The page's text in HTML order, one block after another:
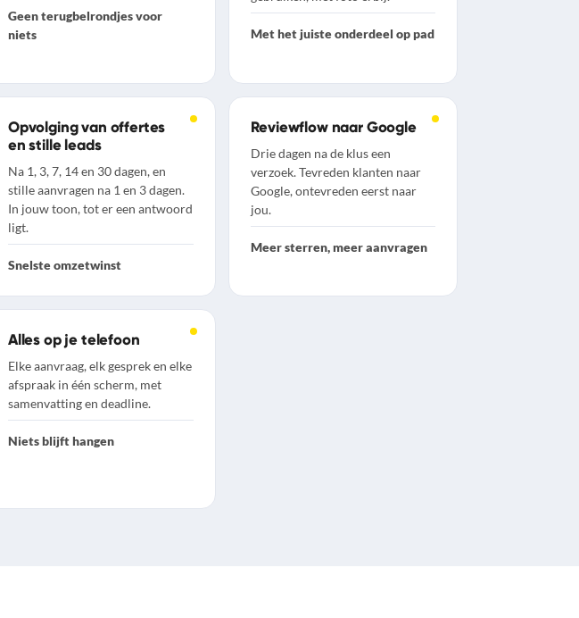
Geen terugbelrondjes voor
niets
Met het juiste onderdeel op pad
Opvolging van offertes
en stille leads
Na 1, 3, 7, 14 en 30 dagen, en
stille aanvragen na 1 en 3 dagen.
In jouw toon, tot er een antwoord
ligt.
Snelste omzetwinst
Reviewflow naar Google
Drie dagen na de klus een
verzoek. Tevreden klanten naar
Google, ontevreden eerst naar
jou.
Meer sterren, meer aanvragen
Alles op je telefoon
Elke aanvraag, elk gesprek en elke
afspraak in één scherm, met
samenvatting en deadline.
Niets blijft hangen